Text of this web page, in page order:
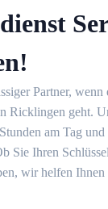
Partner,
Ricklingen geht.
am Tag
Sie Ihren
wir helfen